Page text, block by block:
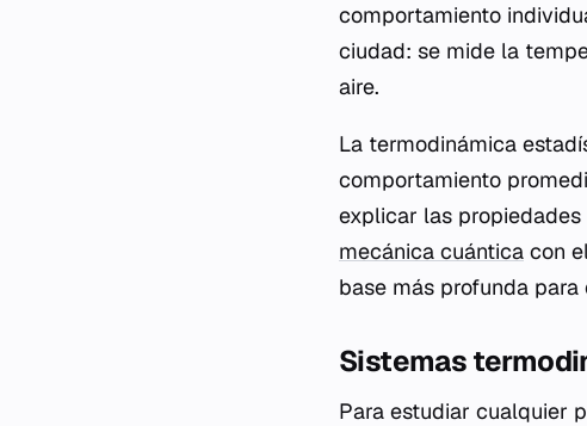
comportamiento
ciudad: se mide la
aire.
La termodinámica
comportamiento
explicar las
mecánica cuántica con
base más profunda
Sistemas
Para estudiar cualquier